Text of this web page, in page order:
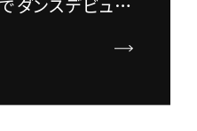
ダンスデビュー